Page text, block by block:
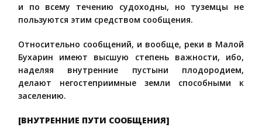
и по всему течению судоходны, но туземцы не
пользуются этим средством сообщения.
Относительно сообщений, и вообще, реки в Малой
Бухарин имеют высшую степень важности, ибо,
наделяя внутренние пустыни плодородием,
делают негостеприимные земли способными к
заселению.
[ВНУТРЕННИЕ ПУТИ СООБЩЕНИЯ]